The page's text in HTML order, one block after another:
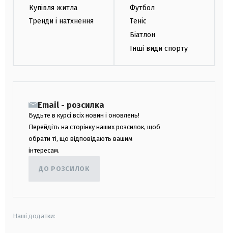
Купівля житла
Тренди і натхнення
Футбол
Теніс
Біатлон
Інші види спорту
Email - розсилка
Будьте в курсі всіх новин і оновлень!
Перейдіть на сторінку наших розсилок, щоб
обрати ті, що відповідають вашим
інтересам.
ДО РОЗСИЛОК
Наші додатки: